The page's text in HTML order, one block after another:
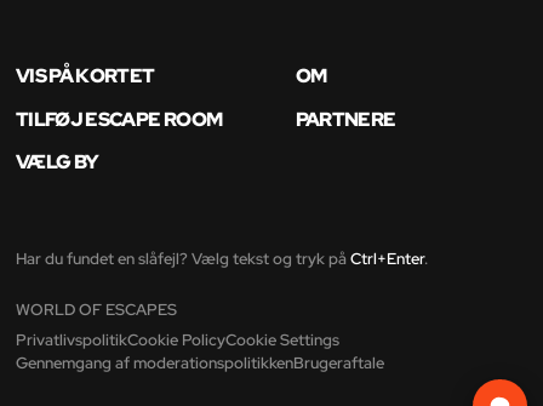
VIS PÅ KORTET
OM
TILFØJ ESCAPE ROOM
PARTNERE
VÆLG BY
Har du fundet en slåfejl? Vælg tekst og tryk på Ctrl+Enter.
WORLD OF ESCAPES
PrivatlivspolitikCookie PolicyCookie Settings
Gennemgang af moderationspolitikkenBrugeraftale